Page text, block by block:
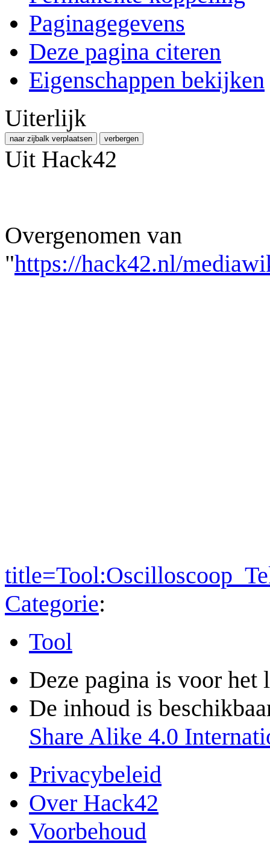
Paginagegevens
Deze pagina citeren
Eigenschappen bekijken
Uiterlijk
naar zijbalk verplaatsen verbergen
Uit Hack42
Overgenomen van
"https://hack42.nl/
Categorie:
Tool
Deze pagina is voor het
De inhoud is
Share Alike 4.0
Privacybeleid
Over Hack42
Voorbehoud